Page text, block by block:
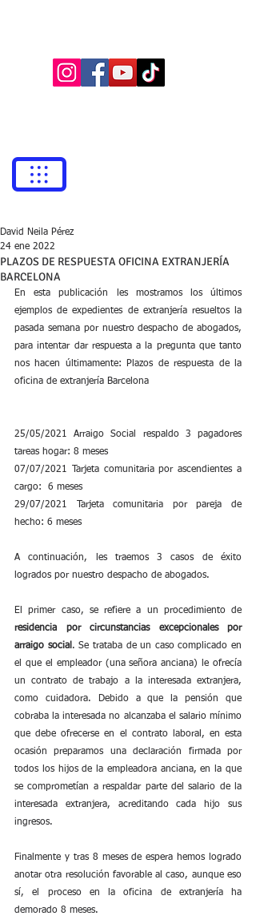
PLAZOS DE RESPUESTA OFICINA EXTRANJERÍA
BARCELONA
David Neila Pérez
24 ene 2022
En esta publicación les mostramos los últimos
ejemplos de expedientes de extranjería resueltos la
pasada semana por nuestro despacho de abogados,
para intentar dar respuesta a la pregunta que tanto
nos hacen últimamente: Plazos de respuesta de la
oficina de extranjería Barcelona
25/05/2021 Arraigo Social respaldo 3 pagadores
tareas hogar: 8 meses
07/07/2021 Tarjeta comunitaria por ascendientes a
cargo:  6 meses
29/07/2021 Tarjeta comunitaria por pareja de
hecho: 6 meses
A continuación, les traemos 3 casos de éxito
logrados por nuestro despacho de abogados.
residencia por circunstancias excepcionales por
arraigo social . Se trataba de un caso complicado en
el que el empleador (una señora anciana) le ofrecía
un contrato de trabajo a la interesada extranjera,
como cuidadora. Debido a que la pensión que
cobraba la interesada no alcanzaba el salario mínimo
que debe ofrecerse en el contrato laboral, en esta
ocasión preparamos una declaración firmada por
todos los hijos de la empleadora anciana, en la que
se comprometían a respaldar parte del salario de la
interesada extranjera, acreditando cada hijo sus
ingresos.
Finalmente y tras 8 meses de espera hemos logrado
anotar otra resolución favorable al caso, aunque eso
sí, el proceso en la oficina de extranjería ha
demorado 8 meses.